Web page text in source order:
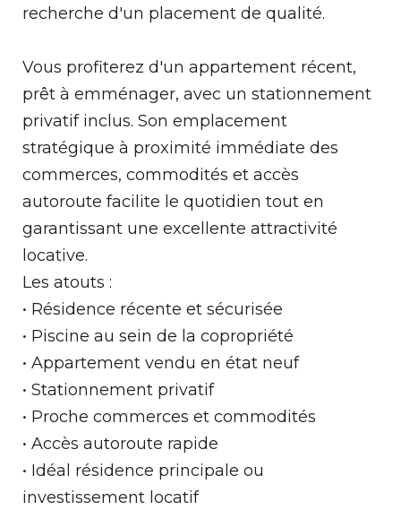
recherche d'un placement de qualité.
Vous profiterez d'un appartement récent,
prêt à emménager, avec un stationnement
privatif inclus. Son emplacement
stratégique à proximité immédiate des
commerces, commodités et accès
autoroute facilite le quotidien tout en
garantissant une excellente attractivité
locative.
Les atouts :
• Résidence récente et sécurisée
• Piscine au sein de la copropriété
• Appartement vendu en état neuf
• Stationnement privatif
• Proche commerces et commodités
• Accès autoroute rapide
• Idéal résidence principale ou
investissement locatif